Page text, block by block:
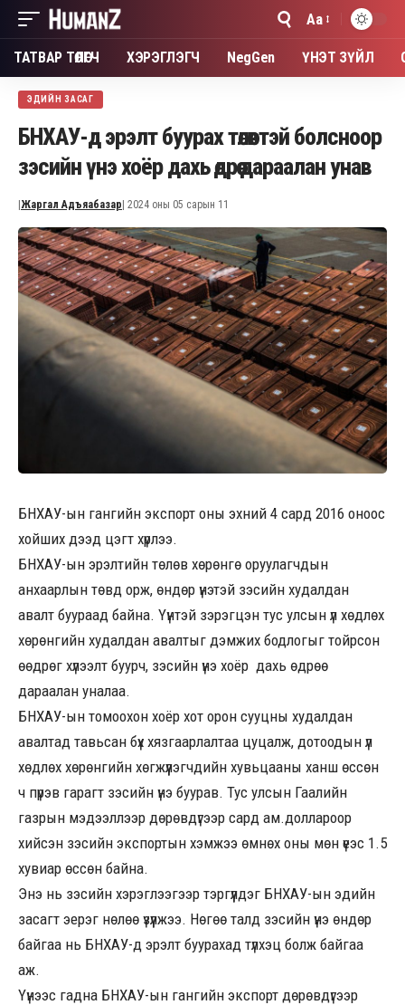
Font
Resizer
Aa
ТАТВАР ТӨЛӨГЧ ХЭРЭГЛЭГЧ NegGen ҮНЭТ ЗҮЙЛ
ЭДИЙН ЗАСАГ
БНХАУ-д эрэлт буурах төлөвтэй болсноор
зэсийн үнэ хоёр дахь өдрөө дараалан унав
Жаргал Адъяабазар | 2024 оны 05 сарын 11
БНХАУ-ын гангийн экспорт оны эхний 4 сард 2016 оноос
хойших дээд цэгт хүрлээ.
БНХАУ-ын эрэлтийн төлөв хөрөнгө оруулагчдын
анхаарлын төвд орж, өндөр үнэтэй зэсийн худалдан
авалт буураад байна. Үүнтэй зэрэгцэн тус улсын үл хөдлөх
хөрөнгийн худалдан авалтыг дэмжих бодлогыг тойрсон
өөдрөг хүлээлт буурч, зэсийн үнэ хоёр дахь өдрөө
дараалан уналаа.
БНХАУ-ын томоохон хоёр хот орон сууцны худалдан
авалтад тавьсан бүх хязгаарлалтаа цуцалж, дотоодын үл
хөдлөх хөрөнгийн хөгжүүлэгчдийн хувьцааны ханш өссөн
ч пүрэв гарагт зэсийн үнэ буурав. Тус улсын Гаалийн
газрын мэдээллээр дөрөвдүгээр сард ам.доллароор
хийсэн зэсийн экспортын хэмжээ өмнөх оны мөн үеэс 1.5
хувиар өссөн байна.
Энэ нь зэсийн хэрэглээгээр тэргүүлдэг БНХАУ-ын эдийн
засагт эерэг нөлөө үзүүлжээ. Нөгөө талд зэсийн үнэ өндөр
байгаа нь БНХАУ-д эрэлт буурахад түлхэц болж байгаа
аж.
Үүнээс гадна БНХАУ-ын гангийн экспорт дөрөвдүгээр